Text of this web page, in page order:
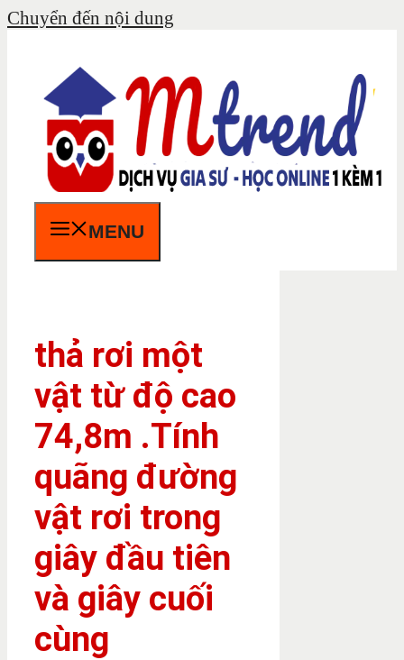
Chuyển đến nội dung
MENU
thả rơi một
vật từ độ cao
74,8m .Tính
quãng đường
vật rơi trong
giây đầu tiên
và giây cuối
cùng